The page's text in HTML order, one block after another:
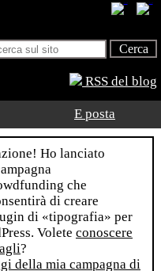
RSS del blog
E posta
Ho lanciato
che
di creare
di «tipografia» per
Volete conoscere
?